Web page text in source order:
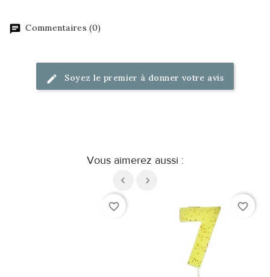
Commentaires (0)
Soyez le premier à donner votre avis
Vous aimerez aussi :
favorite_border favorite_border